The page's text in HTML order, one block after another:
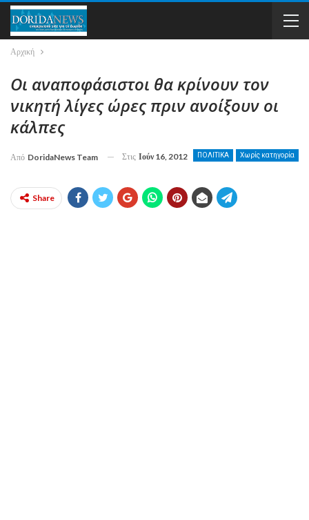
Αρχική
Οι αναποφάσιστοι θα κρίνουν τον
νικητή λίγες ώρες πριν ανοίξουν οι
κάλπες
ΠΟΛΙΤΙΚΑ Χωρίς κατηγορία
Από DoridaNews Team Στις Ιούν 16, 2012
Share